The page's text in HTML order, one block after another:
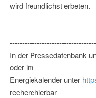
wird freundlichst erbeten.
In der Pressedatenbank
oder im
Energiekalender unter
recherchierbar